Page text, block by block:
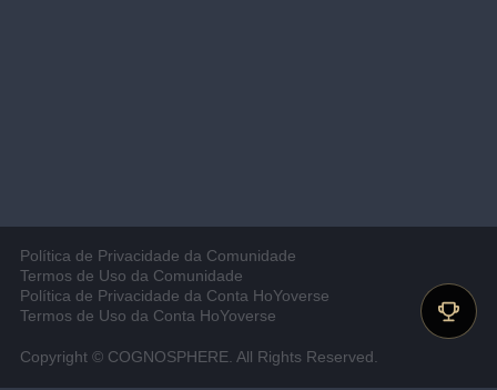
Política de Privacidade da Comunidade
Termos de Uso da Comunidade
Política de Privacidade da Conta HoYoverse
Termos de Uso da Conta HoYoverse
Copyright © COGNOSPHERE. All Rights Reserved.